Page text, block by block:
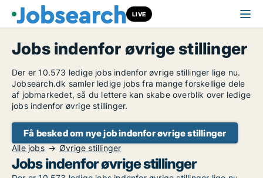
LIVE
Jobs indenfor øvrige stillinger
Der er 10.573 ledige jobs indenfor øvrige stillinger lige nu.
Jobsearch.dk samler ledige jobs fra mange forskellige dele
af jobmarkedet, så du lettere kan skabe overblik over ledige
jobs indenfor øvrige stillinger.
Få besked om nye job indenfor øvrige stillinger
Alle jobs Øvrige stillinger
Jobs indenfor øvrige stillinger